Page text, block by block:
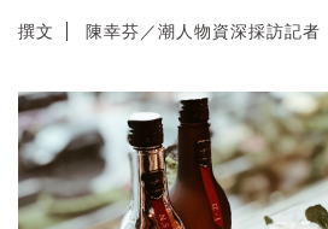
撰文 陳幸芬／潮人物資深採訪記者